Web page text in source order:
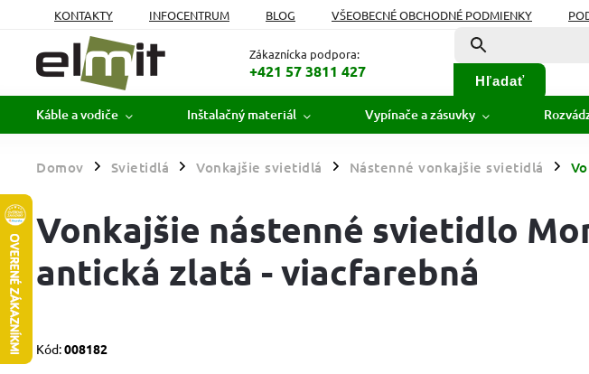
KONTAKTY INFOCENTRUM BLOG VŠEOBECNÉ OBCHODNÉ PODMIENKY
MOJA OBJEDNÁVKA
Zákaznícka podpora:
+421 57 3811 427
Hľadať
Káble a vodiče Inštalačný materiál Vypínače a zásuvky
Domov / Svietidlá / Vonkajšie svietidlá / Nástenné vonkajšie svietidlá /
Vonkajšie nástenné svietidlo
antická zlatá - viacfarebná
Kód:008182